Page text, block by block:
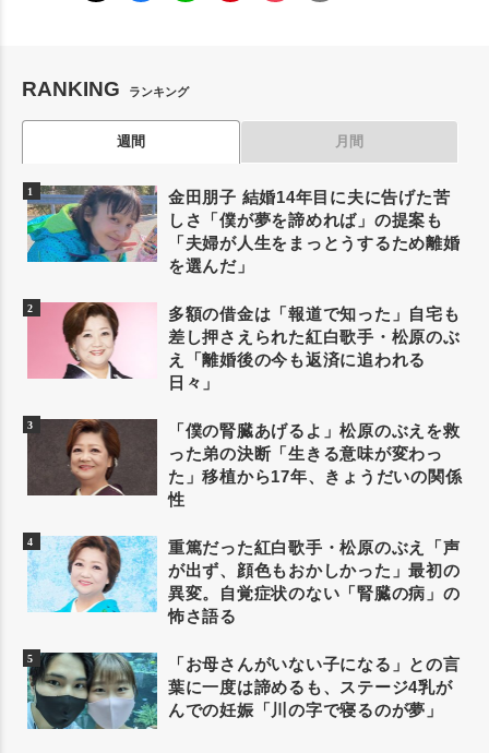
RANKING ランキング
週間 月間
金田朋子 結婚14年目に夫に告げた苦
しさ「僕が夢を諦めれば」の提案も
「夫婦が人生をまっとうするため離婚
を選んだ」
多額の借金は「報道で知った」自宅も
差し押さえられた紅白歌手・松原のぶ
え「離婚後の今も返済に追われる
日々」
「僕の腎臓あげるよ」松原のぶえを救
った弟の決断「生きる意味が変わっ
た」移植から17年、きょうだいの関係
性
重篤だった紅白歌手・松原のぶえ「声
が出ず、顔色もおかしかった」最初の
異変。自覚症状のない「腎臓の病」の
怖さ語る
「お母さんがいない子になる」との言
葉に一度は諦めるも、ステージ4乳が
んでの妊娠「川の字で寝るのが夢」